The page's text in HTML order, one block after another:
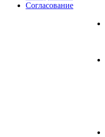
Согласование